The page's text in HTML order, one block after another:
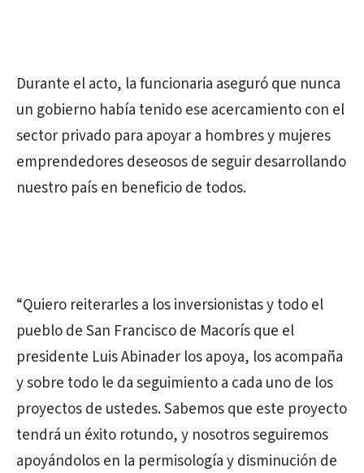
Durante el acto, la funcionaria aseguró que nunca
un gobierno había tenido ese acercamiento con el
sector privado para apoyar a hombres y mujeres
emprendedores deseosos de seguir desarrollando
nuestro país en beneficio de todos.
“Quiero reiterarles a los inversionistas y todo el
pueblo de San Francisco de Macorís que el
presidente Luis Abinader los apoya, los acompaña
y sobre todo le da seguimiento a cada uno de los
proyectos de ustedes. Sabemos que este proyecto
tendrá un éxito rotundo, y nosotros seguiremos
apoyándolos en la permisología y disminución de